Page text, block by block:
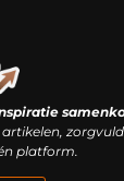
platform.